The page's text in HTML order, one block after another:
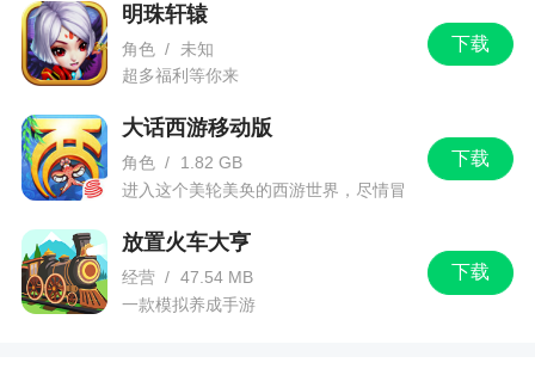
下载
明珠轩辕
角色 /
未知
超多福利等你来
下载
大话西游移动版
角色 /
1.82 GB
进入这个美轮美奂的西游世界，尽情冒
下载
放置火车大亨
经营 / 47.54 MB
一款模拟养成手游